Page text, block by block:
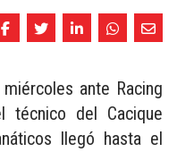
ante Racing
técnico del Cacique
llegó hasta el